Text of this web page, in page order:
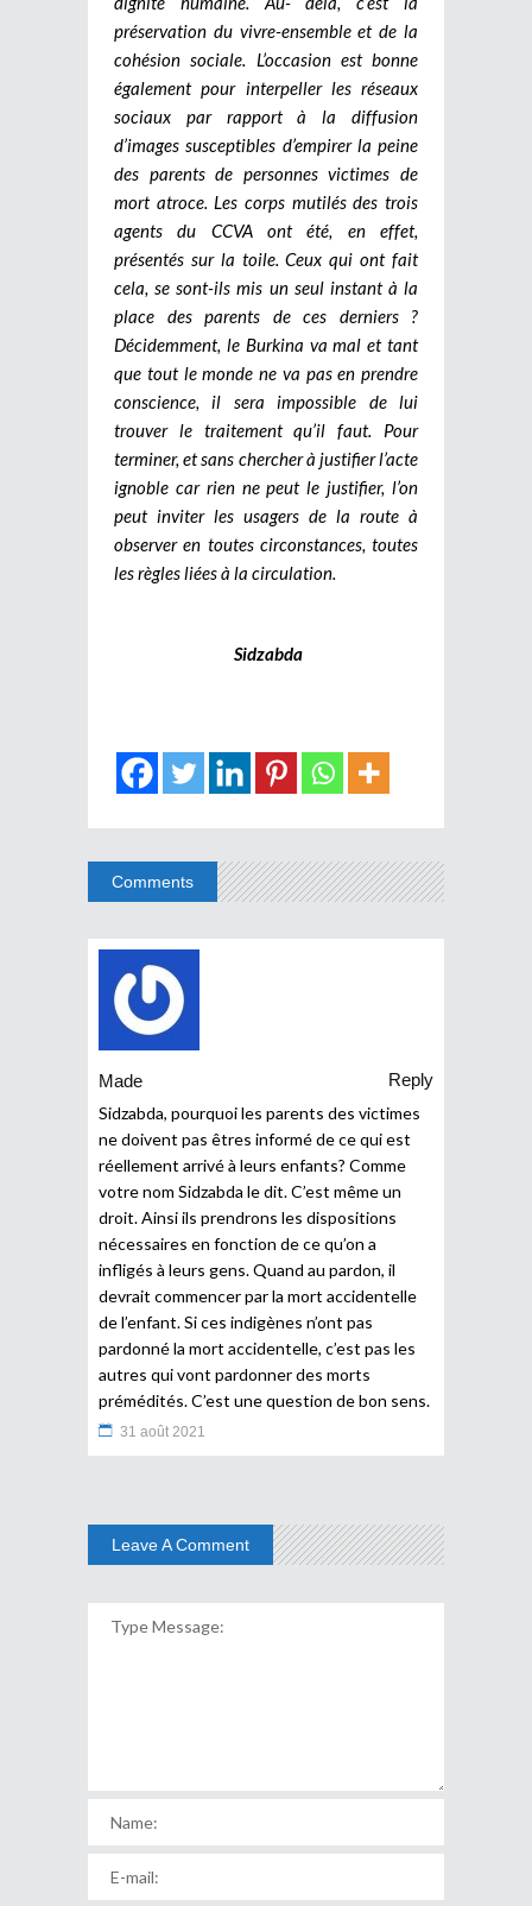
préservation du vivre-ensemble et de la
cohésion sociale. L’occasion est bonne
également pour interpeller les réseaux
sociaux par rapport à la diffusion
d’images susceptibles d’empirer la peine
des parents de personnes victimes de
mort atroce. Les corps mutilés des trois
agents du CCVA ont été, en effet,
présentés sur la toile. Ceux qui ont fait
cela, se sont-ils mis un seul instant à la
place des parents de ces derniers ?
Décidemment, le Burkina va mal et tant
que tout le monde ne va pas en prendre
conscience, il sera impossible de lui
trouver le traitement qu’il faut. Pour
terminer, et sans chercher à justifier l’acte
ignoble car rien ne peut le justifier, l’on
peut inviter les usagers de la route à
observer en toutes circonstances, toutes
les règles liées à la circulation.
Sidzabda
Comments
Made
Reply
Sidzabda, pourquoi les parents des victimes
ne doivent pas êtres informé de ce qui est
réellement arrivé à leurs enfants? Comme
votre nom Sidzabda le dit. C’est même un
droit. Ainsi ils prendrons les dispositions
nécessaires en fonction de ce qu’on a
infligés à leurs gens. Quand au pardon, il
devrait commencer par la mort accidentelle
de l’enfant. Si ces indigènes n’ont pas
pardonné la mort accidentelle, c’est pas les
autres qui vont pardonner des morts
prémédités. C’est une question de bon sens.
31 août 2021
Leave A Comment